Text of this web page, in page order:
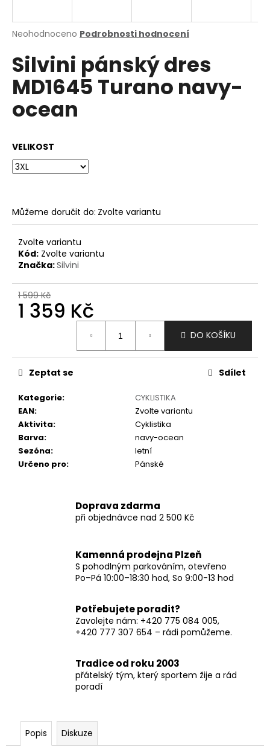
Průměrné
produktu
je
0,0
5
hvězdiček.
Neohodnoceno Podrobnosti hodnocení
Silvini pánský dres
MD1645 Turano navy-
ocean
VELIKOST
Můžeme doručit do: Zvolte variantu
Zvolte variantu
Kód: Zvolte variantu
Značka:Silvini
1 599 Kč
1 359 Kč
DO KOŠÍKU
Kategorie:
CYKLISTIKA
EAN:
Zvolte variantu
Aktivita:
Cyklistika
Barva:
navy-ocean
Sezóna:
letní
Určeno pro: Pánské
Zeptat se Sdílet
Doprava zdarma
při objednávce nad 2 500 Kč
Kamenná prodejna Plzeň
S pohodlným parkováním, otevřeno
Po–Pá 10:00–18:30 hod, So 9:00-13 hod
Potřebujete poradit?
Zavolejte nám: +420 775 084 005,
+420 777 307 654 – rádi pomůžeme.
Tradice od roku 2003
přátelský tým, který sportem žije a rád
poradí
Popis Diskuze
j
t
?
o
p
u
č
u